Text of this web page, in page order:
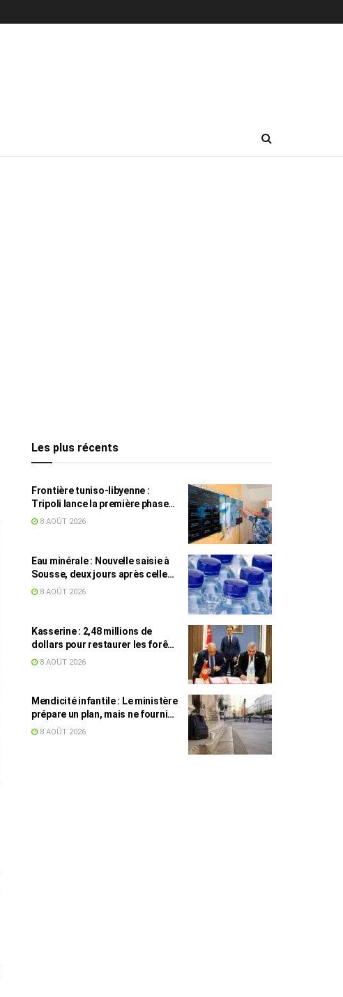
Les plus récents
Frontière tuniso-libyenne :
Tripoli lance la première phase
d’un système de surveillance sur
8 AOÛT 2026
Eau minérale : Nouvelle saisie à
Sousse, deux jours après celle
des grossistes
8 AOÛT 2026
Kasserine : 2,48 millions de
dollars pour restaurer les forêts
de pin d’Alep
8 AOÛT 2026
Mendicité infantile : Le ministère
prépare un plan, mais ne fournit
toujours aucun chiffre
8 AOÛT 2026